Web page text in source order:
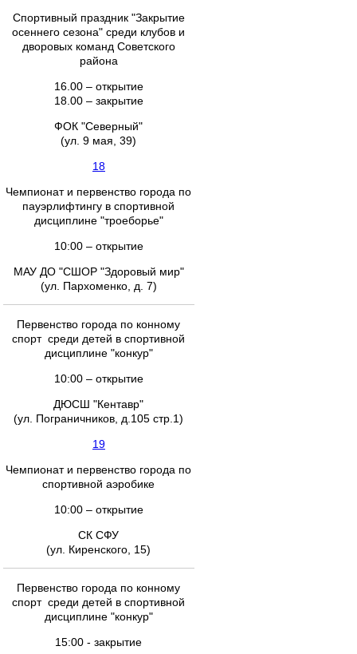
Спортивный праздник "Закрытие
осеннего сезона" среди клубов и
дворовых команд Советского
района
16.00 – открытие
18.00 – закрытие
ФОК "Северный"
(ул. 9 мая, 39)
18
Чемпионат и первенство города по
пауэрлифтингу в спортивной
дисциплине "троеборье"
10:00 – открытие
МАУ ДО "СШОР "Здоровый мир"
(ул. Пархоменко, д. 7)
Первенство города по конному
спорт среди детей в спортивной
дисциплине "конкур"
10:00 – открытие
ДЮСШ "Кентавр"
(ул. Пограничников, д.105 стр.1)
19
Чемпионат и первенство города по
спортивной аэробике
10:00 – открытие
СК СФУ
(ул. Киренского, 15)
Первенство города по конному
спорт среди детей в спортивной
дисциплине "конкур"
15:00 - закрытие